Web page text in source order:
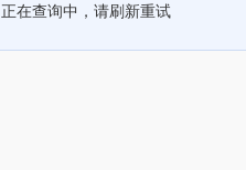
正在查询中，请刷新重试